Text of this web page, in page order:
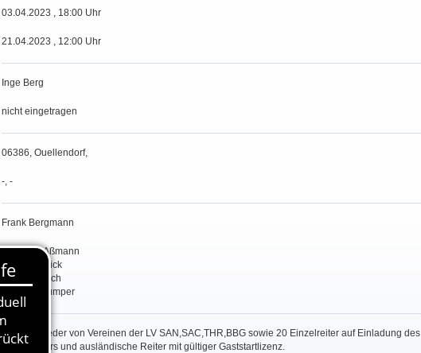
03.04.2023 , 18:00 Uhr
21.04.2023 , 12:00 Uhr
Inge Berg
nicht eingetragen
06386, Ouellendorf,
-, -
Frank Bergmann
Henriette Aßmann
Harald Schick
Martin Teltsch
Claudia Trümper
Stammitglieder von Vereinen der LV SAN,SAC,THR,BBG sowie 20 Einzelreiter auf Einladung des
Veranstalters und ausländische Reiter mit gültiger Gaststartlizenz.